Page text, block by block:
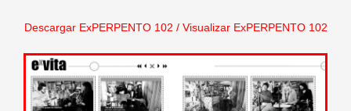
Descargar ExPERPENTO 102 / Visualizar ExPERPENTO 102